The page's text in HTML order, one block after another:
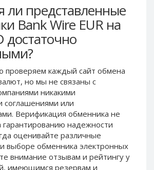
ли представленные
Bank Wire EUR на
достаточно
каждый сайт обмена
но мы не связаны c
никакими
соглашениями или
Верификация обменника не
гарантированию надежности
оценивайте различные
выборе обменника электронных
внимание отзывам и рейтингу у
имеющимся резервам и
PaySera USD
PaySera EUR
PaySera PLN
UnionPay CNY
Paymer USD
Paymer RUB
Paymer UAH
Capitalist USD
Capitalist RUB
Capitalist EUR